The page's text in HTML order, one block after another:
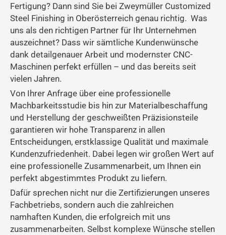
Fertigung? Dann sind Sie bei Zweymüller Customized
Steel Finishing in Oberösterreich genau richtig. Was
uns als den richtigen Partner für Ihr Unternehmen
auszeichnet? Dass wir sämtliche Kundenwünsche
dank detailgenauer Arbeit und modernster CNC-
Maschinen perfekt erfüllen – und das bereits seit
vielen Jahren.
Von Ihrer Anfrage über eine professionelle
Machbarkeitsstudie bis hin zur Materialbeschaffung
und Herstellung der geschweißten Präzisionsteile
garantieren wir hohe Transparenz in allen
Entscheidungen, erstklassige Qualität und maximale
Kundenzufriedenheit. Dabei legen wir großen Wert auf
eine professionelle Zusammenarbeit, um Ihnen ein
perfekt abgestimmtes Produkt zu liefern.
Dafür sprechen nicht nur die Zertifizierungen unseres
Fachbetriebs, sondern auch die zahlreichen
namhaften Kunden, die erfolgreich mit uns
zusammenarbeiten. Selbst komplexe Wünsche stellen